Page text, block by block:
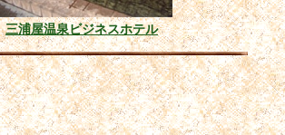
三浦屋温泉ビジネスホテル